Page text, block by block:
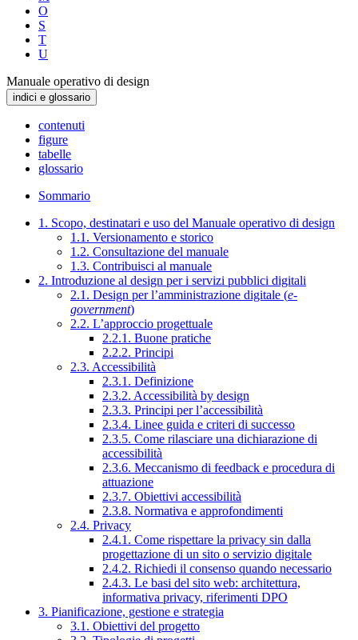
O
S
T
U
Manuale operativo di design
indici e glossario
contenuti
figure
tabelle
glossario
Sommario
1. Scopo, destinatari e uso del Manuale operativo di design
1.1. Versionamento e storico
1.2. Consultazione del manuale
1.3. Contribuisci al manuale
2. Introduzione al design per i servizi pubblici digitali
2.1. Design per l’amministrazione digitale (e-
government)
2.2. L’approccio progettuale
2.2.1. Buone pratiche
2.2.2. Principi
2.3. Accessibilità
2.3.1. Definizione
2.3.2. Accessibilità by design
2.3.3. Principi per l’accessibilità
2.3.4. Linee guida e criteri di successo
2.3.5. Come rilasciare una dichiarazione di
accessibilità
2.3.6. Meccanismo di feedback e procedura di
attuazione
2.3.7. Obiettivi accessibilità
2.3.8. Normativa e approfondimenti
2.4. Privacy
2.4.1. Come rispettare la privacy sin dalla
progettazione di un sito o servizio digitale
2.4.2. Richiedi il consenso quando necessario
2.4.3. Le basi del sito web: architettura,
informativa privacy, riferimenti DPO
3. Pianificazione, gestione e strategia
3.1. Obiettivi del progetto